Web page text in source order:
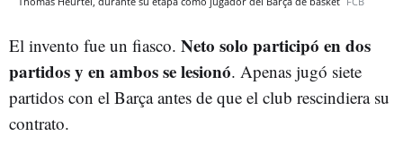
El invento fue un fiasco. Neto solo participó en dos
partidos y en ambos se lesionó. Apenas jugó siete
partidos con el Barça antes de que el club rescindiera su
contrato.